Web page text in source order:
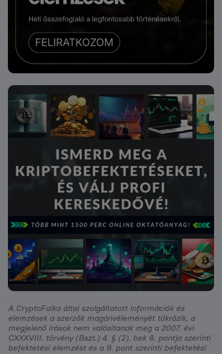
A CryptoFalka által szolgáltatott információk és
elemzések a szerzők magánvéleményét tükrözik, a
megjelenő írások nem valósítanak meg a 2007. évi
CXXXVIII. törvény (Bszt.) 4. § (2). bek 8. pontja szerinti
befektetési elemzést és a 9. pont szerinti befektetési